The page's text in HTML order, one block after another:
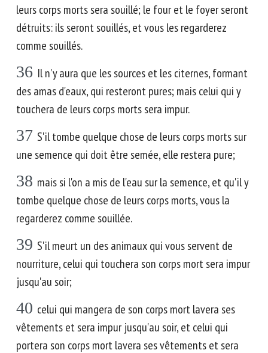
leurs corps morts sera souillé; le four et le foyer seront
détruits: ils seront souillés, et vous les regarderez
comme souillés.
36 Il n'y aura que les sources et les citernes, formant
des amas d'eaux, qui resteront pures; mais celui qui y
touchera de leurs corps morts sera impur.
37 S'il tombe quelque chose de leurs corps morts sur
une semence qui doit être semée, elle restera pure;
38 mais si l'on a mis de l'eau sur la semence, et qu'il y
tombe quelque chose de leurs corps morts, vous la
regarderez comme souillée.
39 S'il meurt un des animaux qui vous servent de
nourriture, celui qui touchera son corps mort sera impur
jusqu'au soir;
40 celui qui mangera de son corps mort lavera ses
vêtements et sera impur jusqu'au soir, et celui qui
portera son corps mort lavera ses vêtements et sera